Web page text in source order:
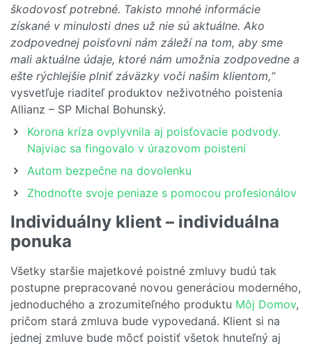
škodovosť potrebné. Takisto mnohé informácie
získané v minulosti dnes už nie sú aktuálne. Ako
zodpovednej poisťovni nám záleží na tom, aby sme
mali aktuálne údaje, ktoré nám umožnia zodpovedne a
ešte rýchlejšie plniť záväzky voči našim klientom,“
vysvetľuje riaditeľ produktov neživotného poistenia
Allianz – SP Michal Bohunský.
Korona kríza ovplyvnila aj poisťovacie podvody.
Najviac sa fingovalo v úrazovom poistení
Autom bezpečne na dovolenku
Zhodnoťte svoje peniaze s pomocou profesionálov
Individuálny klient – individuálna
ponuka
Všetky staršie majetkové poistné zmluvy budú tak
postupne prepracované novou generáciou moderného,
jednoduchého a zrozumiteľného produktu Môj Domov,
pričom stará zmluva bude vypovedaná. Klient si na
jednej zmluve bude môcť poistiť všetok hnuteľný aj